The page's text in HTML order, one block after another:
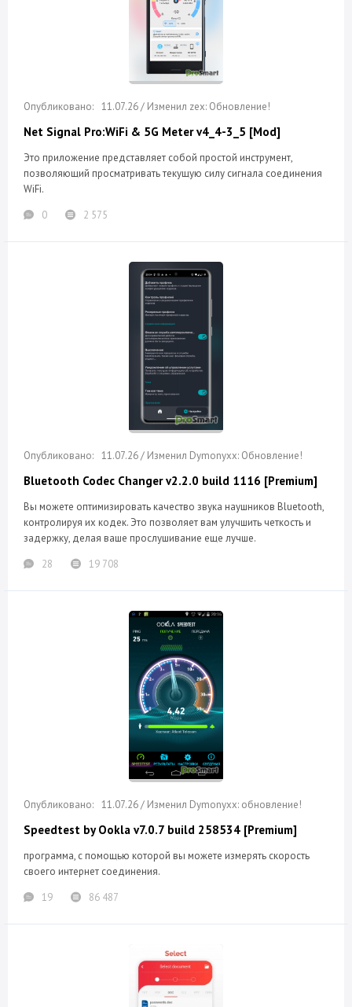
11.07.26 / Изменил zex: Обновление!
Net Signal Pro:WiFi & 5G Meter v4_4-3_5 [Mod]
Это приложение представляет собой простой инструмент,
позволяющий просматривать текущую силу сигнала соединения
WiFi.
0
2 575
11.07.26 / Изменил Dymonyxx: Обновление!
Bluetooth Codec Changer v2.2.0 build 1116 [Premium]
Вы можете оптимизировать качество звука наушников Bluetooth,
контролируя их кодек. Это позволяет вам улучшить четкость и
задержку, делая ваше прослушивание еще лучше.
28
19 708
11.07.26 / Изменил Dymonyxx: обновление!
Speedtest by Ookla v7.0.7 build 258534 [Premium]
программа, с помощью которой вы можете измерять скорость
своего интернет соединения.
19
86 487